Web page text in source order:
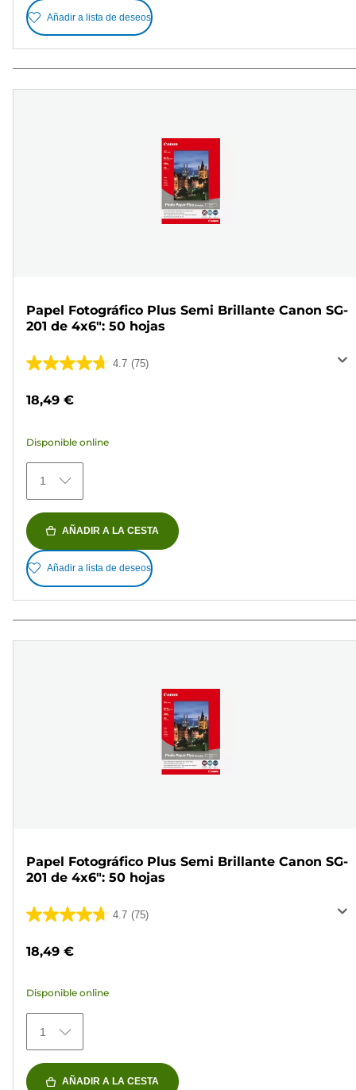
Añadir a lista de deseos
Papel Fotográfico Plus Semi Brillante Canon SG-
201 de 4x6": 50 hojas
4.7 (75)
4.7
75
reseñas
18,49 €
Disponible online
1
AÑADIR A LA CESTA
Añadir a lista de deseos
Papel Fotográfico Plus Semi Brillante Canon SG-
201 de 4x6": 50 hojas
4.7 (75)
4.7
5
75
reseñas
18,49 €
Disponible online
1
AÑADIR A LA CESTA